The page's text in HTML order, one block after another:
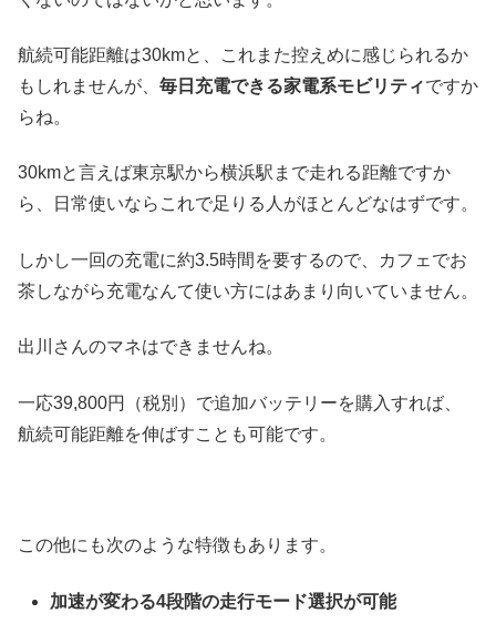
航続可能距離は30kmと、これまた控えめに感じられるか
もしれませんが、 毎日充電できる家電系モビリティですか
らね。
30kmと言えば東京駅から横浜駅まで走れる距離ですか
ら、日常使いならこれで足りる人がほとんどなはずです。
しかし一回の充電に約3.5時間を要するので、カフェでお
茶しながら充電なんて使い方にはあまり向いていません。
出川さんのマネはできませんね。
一応39,800円（税別）で追加バッテリーを購入すれば、
航続可能距離を伸ばすことも可能です。
この他にも次のような特徴もあります。
加速が変わる4段階の走行モード選択が可能